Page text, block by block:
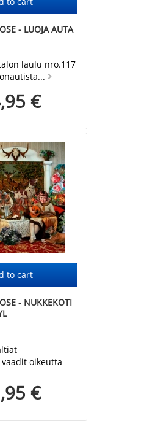
- LUOJA AUTA
laulu nro.117
€
- NUKKEKOTI
oikeutta
€